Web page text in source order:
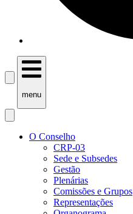
menu
O Conselho
CRP-03
Sede e Subsedes
Gestão
Plenárias
Comissões e Grupos
Representações